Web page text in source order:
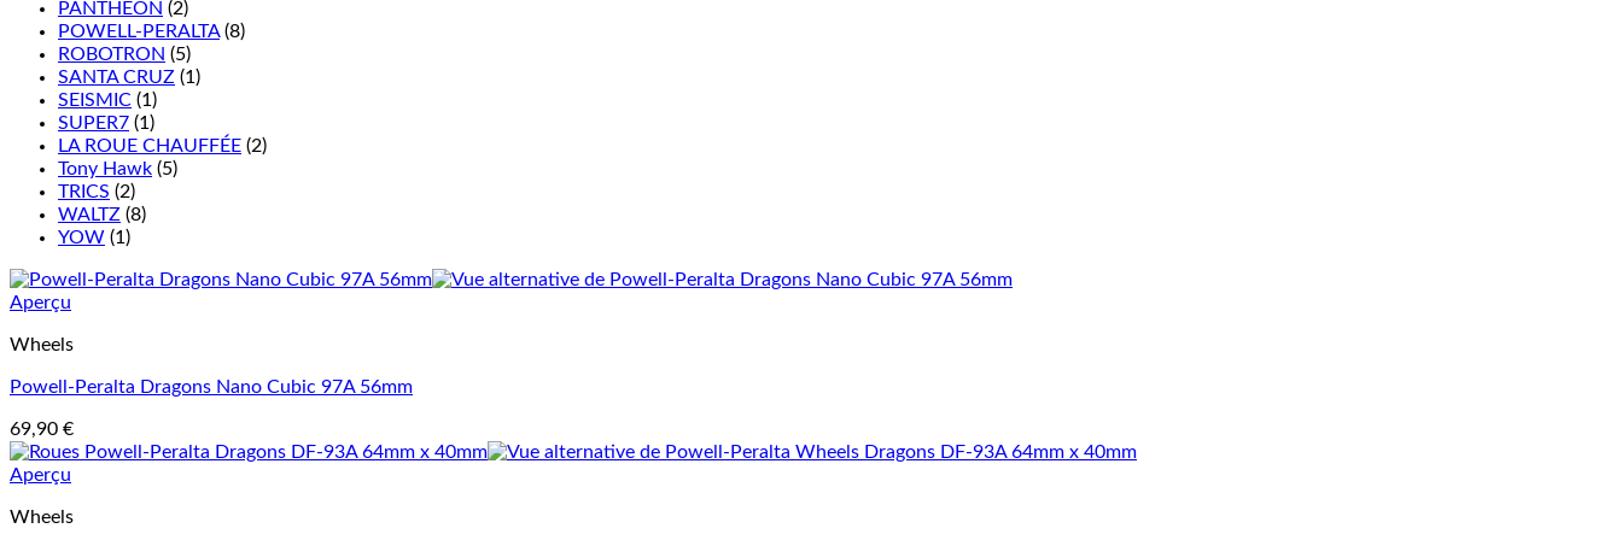
PANTHEON (2)
POWELL-PERALTA (8)
ROBOTRON (5)
SANTA CRUZ (1)
SEISMIC (1)
SUPER7 (1)
LA ROUE CHAUFFÉE (2)
Tony Hawk (5)
TRICS (2)
WALTZ (8)
YOW (1)
Aperçu
Wheels
Powell-Peralta Dragons Nano Cubic 97A 56mm
69,90 €
Aperçu
Wheels